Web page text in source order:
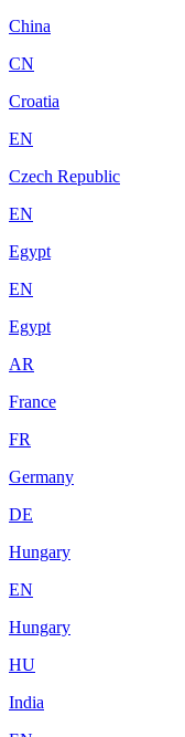
China
CN
Croatia
EN
Czech Republic
EN
Egypt
EN
Egypt
AR
France
FR
Germany
DE
Hungary
EN
Hungary
HU
India